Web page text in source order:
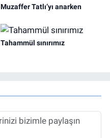
Muzaffer Tatlı’yı anarken
Tahammül sınırımız